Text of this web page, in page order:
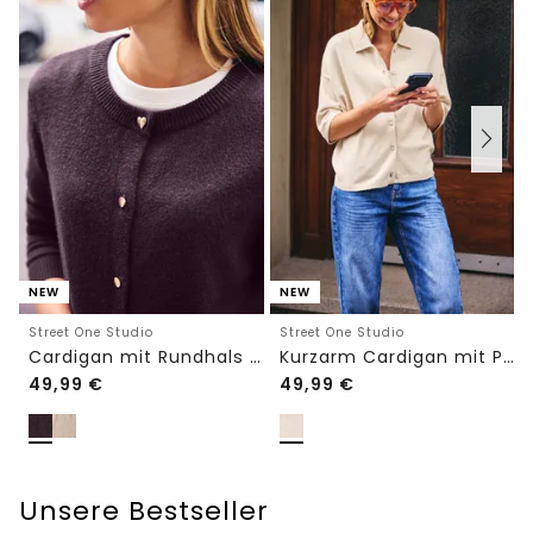
NEW
Street One Studio
Cardigan mit Rundhals und Knöpfen
49,99 €
NEW
Street One Studio
Kurzarm Cardigan mit Polokragen
49,99 €
Unsere Bestseller